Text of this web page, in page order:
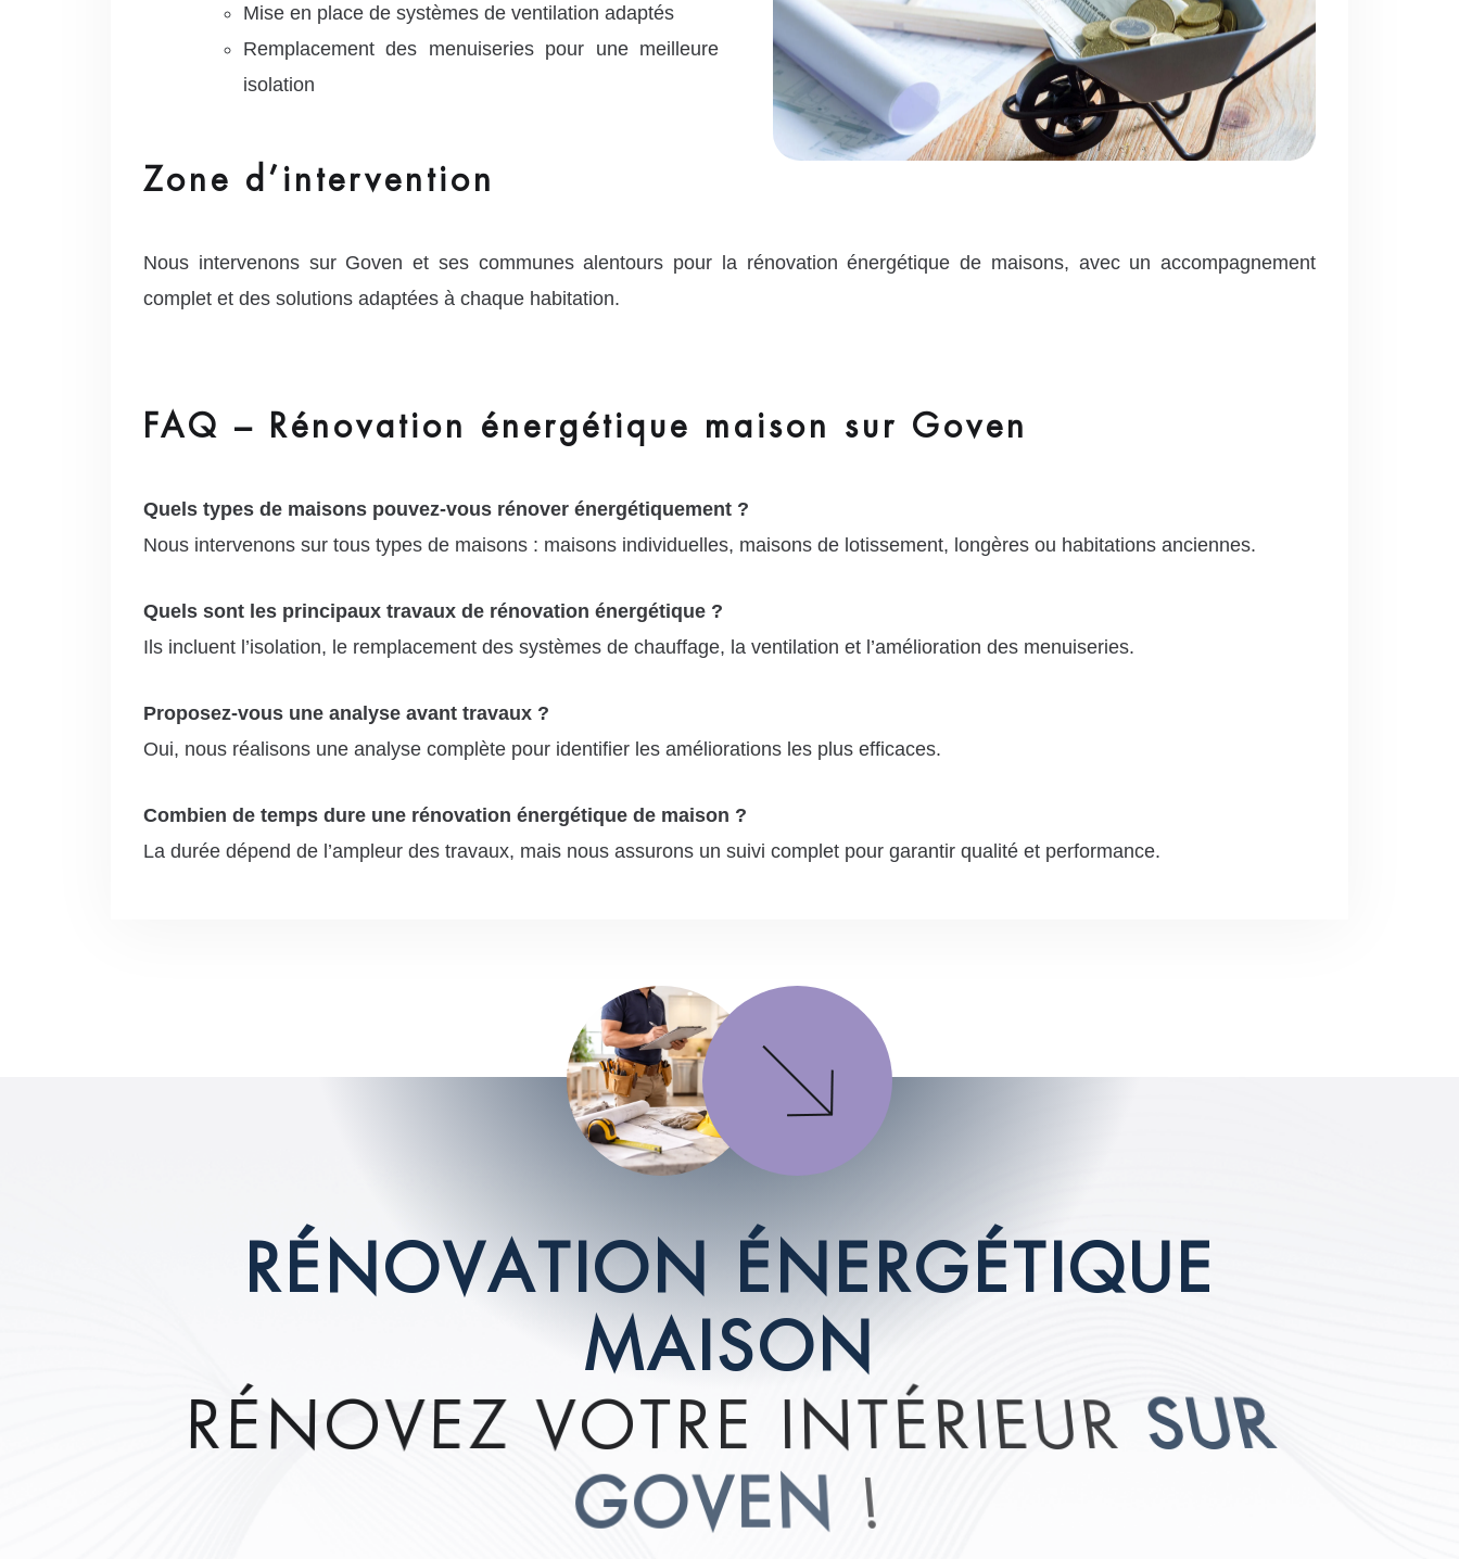
Mise en place de systèmes de ventilation adaptés
Remplacement des menuiseries pour une meilleure
isolation
Zone d’intervention
Nous intervenons sur Goven et ses communes alentours pour la rénovation énergétique de maisons, avec un accompagnement
complet et des solutions adaptées à chaque habitation.
FAQ – Rénovation énergétique maison sur Goven
Quels types de maisons pouvez-vous rénover énergétiquement ?
Nous intervenons sur tous types de maisons : maisons individuelles, maisons de lotissement, longères ou habitations anciennes.
Quels sont les principaux travaux de rénovation énergétique ?
Ils incluent l’isolation, le remplacement des systèmes de chauffage, la ventilation et l’amélioration des menuiseries.
Proposez-vous une analyse avant travaux ?
Oui, nous réalisons une analyse complète pour identifier les améliorations les plus efficaces.
Combien de temps dure une rénovation énergétique de maison ?
La durée dépend de l’ampleur des travaux, mais nous assurons un suivi complet pour garantir qualité et performance.
RÉNOVATION ÉNERGÉTIQUE
MAISON
RÉNOVEZ VOTRE INTÉRIEUR SUR
GOVEN !